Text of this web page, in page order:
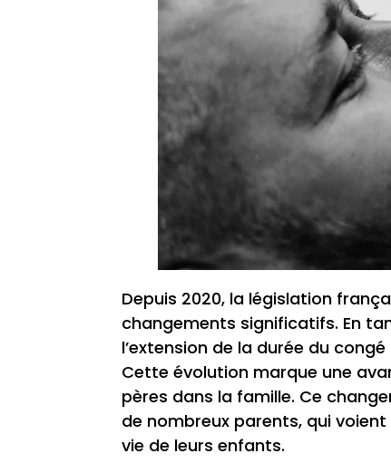
Depuis 2020, la législation
changements significatifs. En
l’extension de la durée du
Cette évolution marque une
pères dans la famille. Ce
de nombreux parents, qui
vie de leurs enfants.